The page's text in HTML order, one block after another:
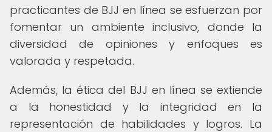
practicantes de BJJ en línea se esfuerzan por
fomentar un ambiente inclusivo, donde la
diversidad de opiniones y enfoques es
valorada y respetada.
Además, la ética del BJJ en línea se extiende
a la honestidad y la integridad en la
representación de habilidades y logros. La